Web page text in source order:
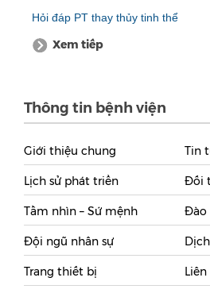
Hỏi đáp PT thay thủy tinh thể
Xem tiếp
Thông tin bệnh viện
Giới thiệu chung
Lịch sử phát triển
Tầm nhìn – Sứ mệnh
Đội ngũ nhân sự
Trang thiết bị
Tin
Đối
Đào
Liên